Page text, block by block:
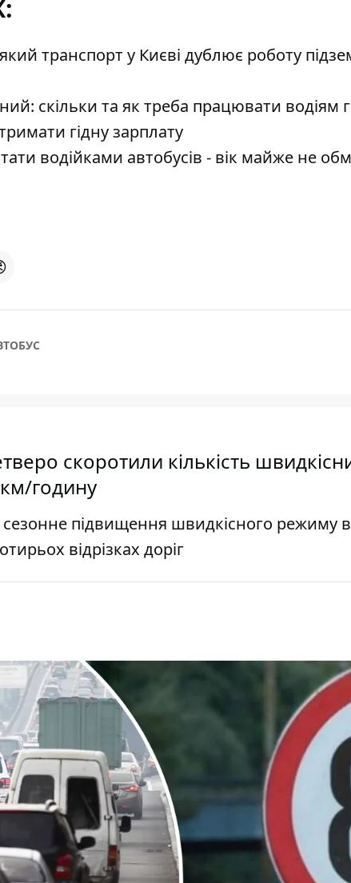
транспорт у Києві дублює роботу
скільки та як треба працювати водіям
гідну зарплату
водійками автобусів - вік майже не
скоротили кількість
годину
сезонне підвищення швидкісного режиму
відрізках доріг